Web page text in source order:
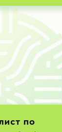
по
и т.